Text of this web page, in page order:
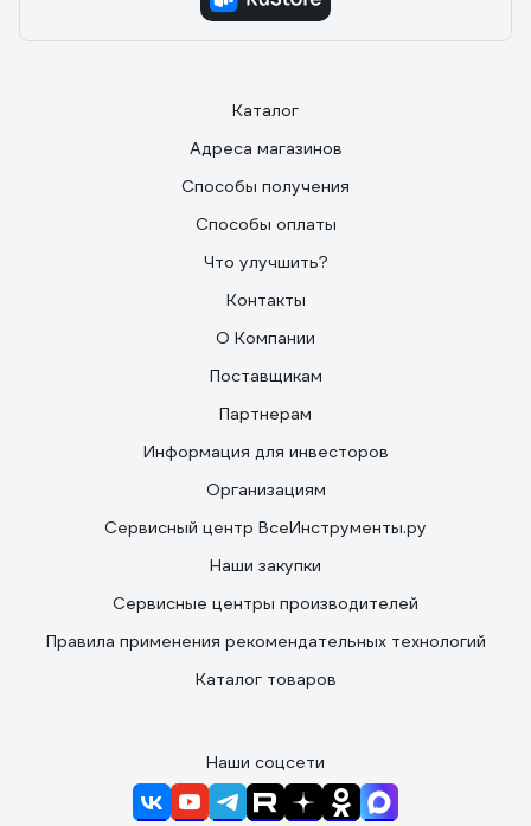
Каталог
Адреса магазинов
Способы получения
Способы оплаты
Что улучшить?
Контакты
О Компании
Поставщикам
Партнерам
Информация для инвесторов
Организациям
Сервисный центр ВсеИнструменты.ру
Наши закупки
Сервисные центры производителей
Правила применения рекомендательных технологий
Каталог товаров
Наши соцсети